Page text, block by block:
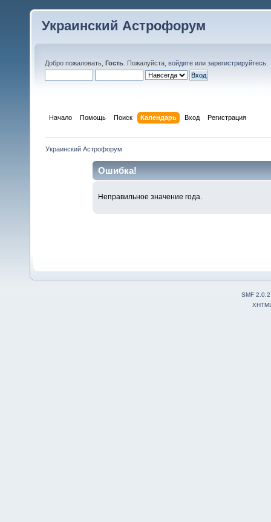
Украинский Астрофорум
Добро пожаловать, Гость . Пожалуйста, войдите или зарегистрируйтесь
Начало Помощь Поиск Календарь Вход Регистрация
Украинский Астрофорум
Ошибка!
Неправильное значение года.
SMF 2.0.2